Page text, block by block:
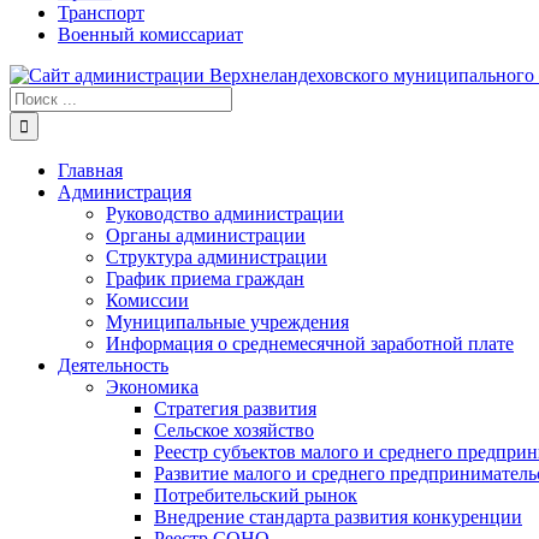
Транспорт
Военный комиссариат
Результат
поиска:
Главная
Администрация
Руководство администрации
Органы администрации
Структура администрации
График приема граждан
Комиссии
Муниципальные учреждения
Информация о среднемесячной заработной плате
Деятельность
Экономика
Стратегия развития
Сельское хозяйство
Реестр субъектов малого и среднего
Развитие малого и среднего
Потребительский рынок
Внедрение стандарта развития конкуренции